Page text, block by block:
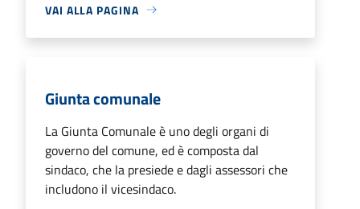
VAI ALLA PAGINA
Giunta comunale
La Giunta Comunale è uno degli organi di
governo del comune, ed è composta dal
sindaco, che la presiede e dagli assessori che
includono il vicesindaco.